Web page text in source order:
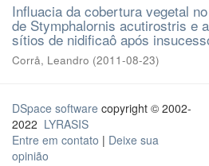
Influacia da cobertura vegetal
de Stymphalornis acutirostris e
sítios de nidificaô após
Corrå, Leandro (2011-08-23)
DSpace software copyright © 2002-
2022 LYRASIS
Entre em contato | Deixe sua
opinião